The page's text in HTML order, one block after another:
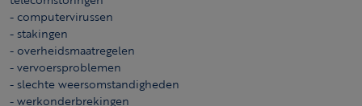
- computer­virussen
- stakingen
- overheidsmaatregelen
- vervoersproblemen
- slechte weersomstandigheden
- werkonderbrekingen